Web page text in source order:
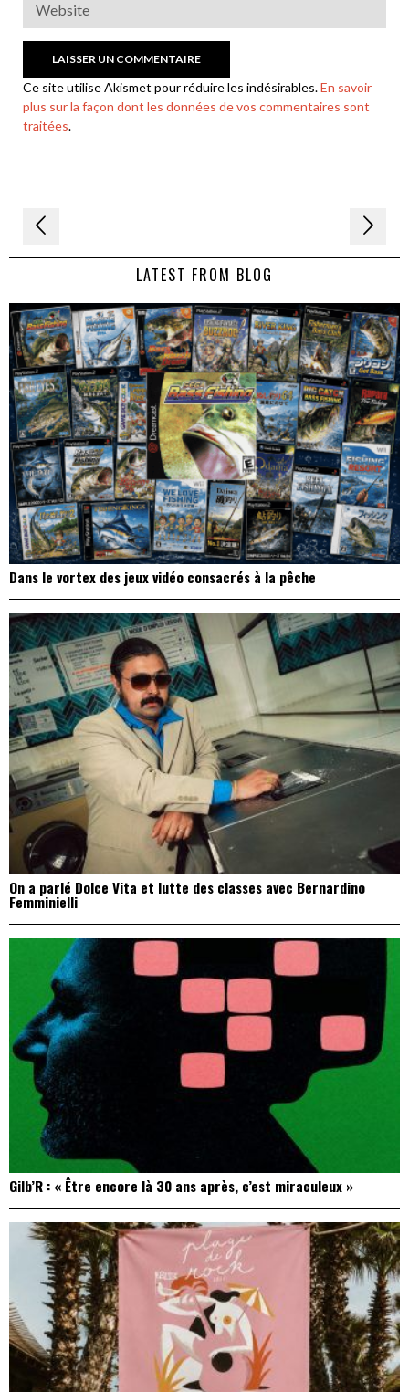
Ce site utilise Akismet pour réduire les indésirables.En savoir
plus sur la façon dont les données de vos commentaires sont
traitées.
Navigation
de LATEST FROM BLOG
Dans le vortex des jeux vidéo consacrés à la pêche
On a parlé Dolce Vita et lutte des classes avec Bernardino
Femminielli
Gilb’R : « Être encore là 30 ans après, c’est miraculeux »